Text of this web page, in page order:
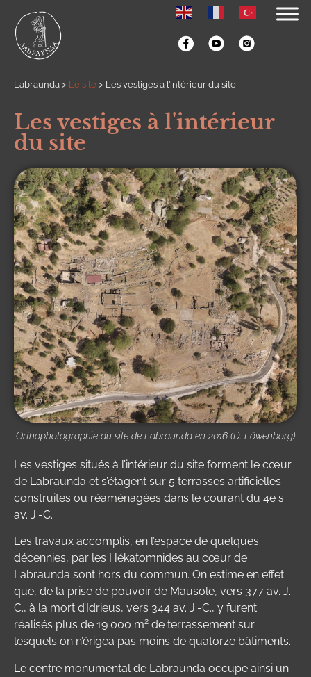
Labraunda > Le site > Les vestiges à l’intérieur du site
Les vestiges à l'intérieur
du site
Orthophotographie du site de Labraunda en 2016 (D. Löwenborg)
Les vestiges situés à l’intérieur du site forment le cœur
de Labraunda et s’étagent sur 5 terrasses artificielles
construites ou réaménagées dans le courant du 4e s.
av. J.-C.
Les travaux accomplis, en l’espace de quelques
décennies, par les Hékatomnides au cœur de
Labraunda sont hors du commun. On estime en effet
que, de la prise de pouvoir de Mausole, vers 377 av. J.-
C., à la mort d’Idrieus, vers 344 av. J.-C., y furent
réalisés plus de 19 000 m2 de terrassement sur
lesquels on n’érigea pas moins de quatorze bâtiments.
Le centre monumental de Labraunda occupe ainsi un